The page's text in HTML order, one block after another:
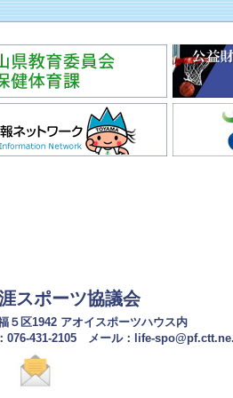
スポーツ協議会
区1942 アオイスポーツハウス内
076-431-2105 メール：life-